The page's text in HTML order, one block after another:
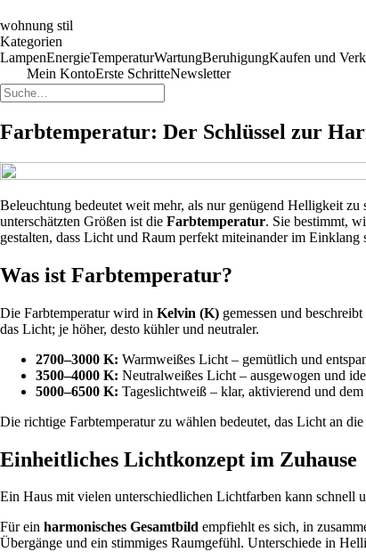
wohnung stil
Kategorien
LampenEnergieTemperaturWartungBeruhigungKaufen und
Mein KontoErste SchritteNewsletter
Farbtemperatur: Der Schlüssel zur
Beleuchtung bedeutet weit mehr, als nur genügend Helligkeit
unterschätzten Größen ist die Farbtemperatur. Sie bestimmt,
gestalten, dass Licht und Raum perfekt miteinander im
Was ist Farbtemperatur?
Die Farbtemperatur wird in Kelvin (K) gemessen und
das Licht; je höher, desto kühler und neutraler.
2700–3000 K: Warmweißes Licht – gemütlich und
3500–4000 K: Neutralweißes Licht – ausgewogen und
5000–6500 K: Tageslichtweiß – klar, aktivierend und
Die richtige Farbtemperatur zu wählen bedeutet, das Licht an
Einheitliches Lichtkonzept im Zuhause
Ein Haus mit vielen unterschiedlichen Lichtfarben kann schnell
Für ein harmonisches Gesamtbild empfiehlt es sich, in
Übergänge und ein stimmiges Raumgefühl. Unterschiede in